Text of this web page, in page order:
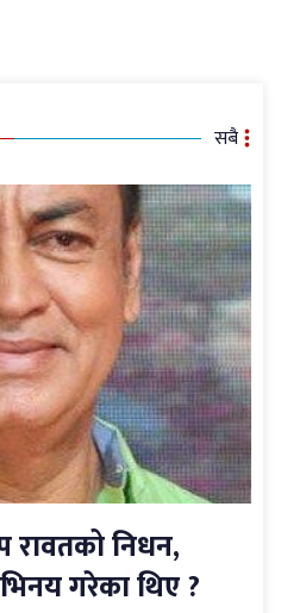
सबै
रावतको निधन,
गरेका थिए ?